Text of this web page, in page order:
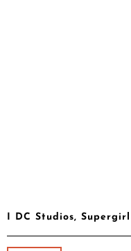
I DC Studios,